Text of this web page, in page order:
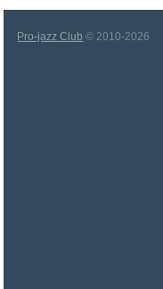
Pro-jazz Club © 2010-2026